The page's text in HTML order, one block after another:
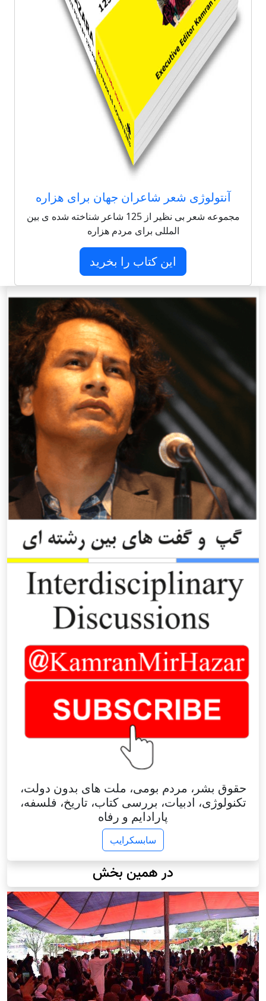
آنتولوژی شعر شاعران جهان برای هزاره
مجموعه شعر بی نظیر از 125 شاعر شناخته شده ی بین
المللی برای مردم هزاره
این کتاب را بخرید
حقوق بشر، مردم بومی، ملت های بدون دولت،
تکنولوژی، ادبیات، بررسی کتاب، تاریخ، فلسفه،
پارادایم و رفاه
سابسکرایب
در همین بخش